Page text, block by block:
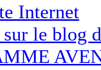
Internet
le blog